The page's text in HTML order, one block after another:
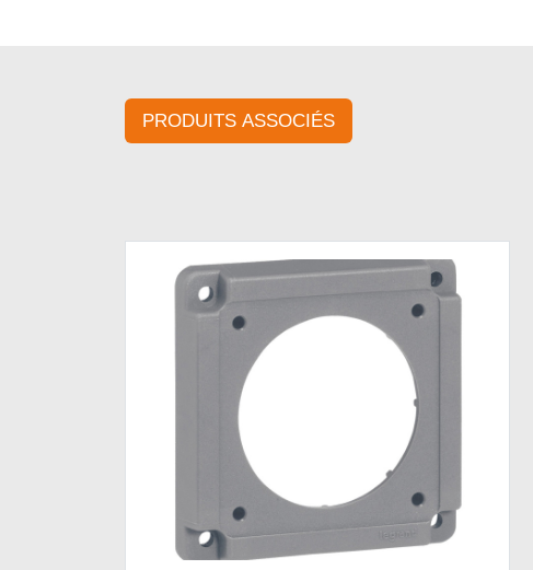
PRODUITS ASSOCIÉS